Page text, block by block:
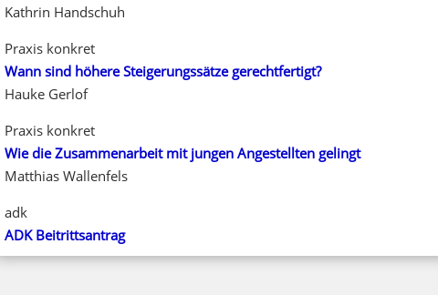
Kathrin Handschuh
Praxis konkret
Wann sind höhere Steigerungssätze gerechtfertigt?
Hauke Gerlof
Praxis konkret
Wie die Zusammenarbeit mit jungen Angestellten gelingt
Matthias Wallenfels
adk
ADK Beitrittsantrag